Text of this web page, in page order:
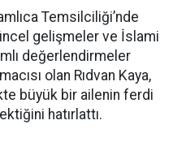
Temsilciliği’nde
gelişmeler ve İslami
değerlendirmeler
olan Rıdvan Kaya,
büyük bir ailenin ferdi
hatırlattı.